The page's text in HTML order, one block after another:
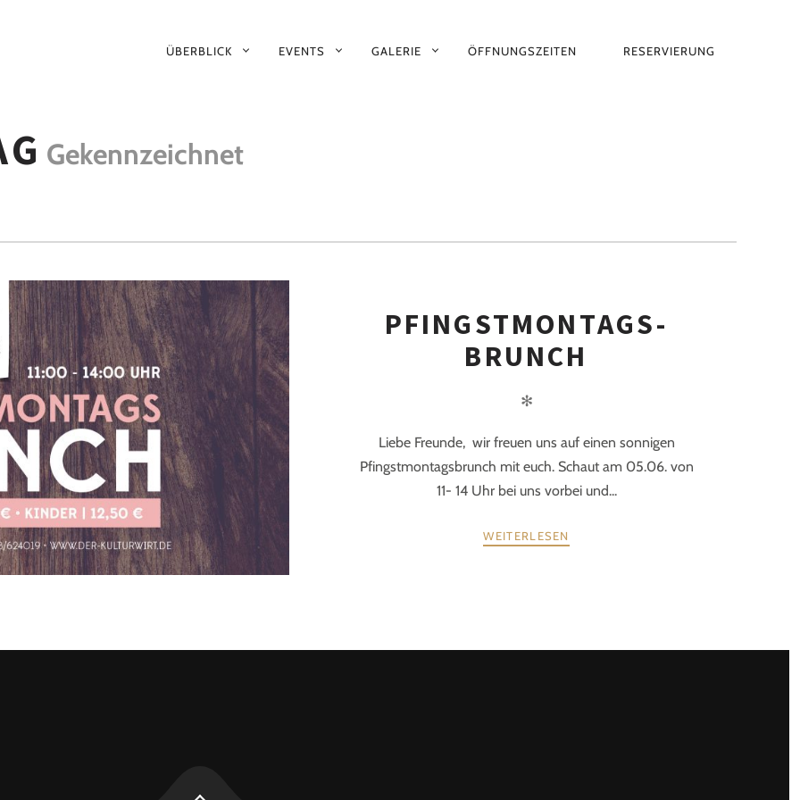
PRIMÄR-
ÜBERBLICK EVENTS GALERIE ÖFFNUNGSZEITEN RESERVIERUNG
Gekennzeichnet
PFINGSTMONTAGS-
BRUNCH
✻
Liebe Freunde, wir freuen uns auf einen sonnigen
Pfingstmontagsbrunch mit euch. Schaut am 05.06. von
11- 14 Uhr bei uns vorbei und...
WEITERLESEN